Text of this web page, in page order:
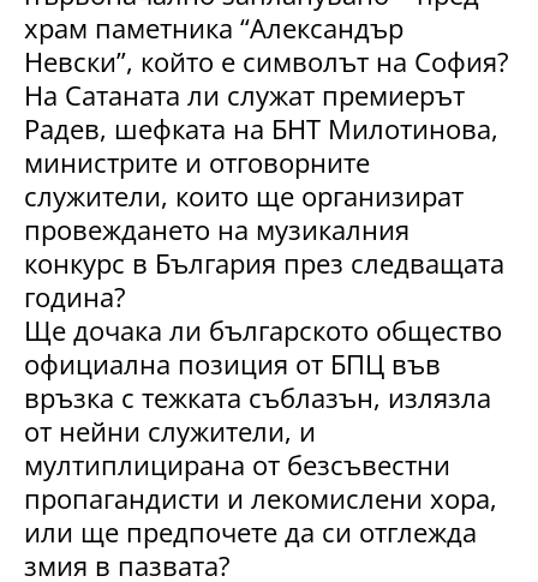
храм паметника “Александър
Невски”, който е символът на София?
На Сатаната ли служат премиерът
Радев, шефката на БНТ Милотинова,
министрите и отговорните
служители, които ще организират
провеждането на музикалния
конкурс в България през следващата
година?
Ще дочака ли българското общество
официална позиция от БПЦ във
връзка с тежката съблазън, излязла
от нейни служители, и
мултиплицирана от безсъвестни
пропагандисти и лекомислени хора,
или ще предпочете да си отглежда
змия в пазвата?